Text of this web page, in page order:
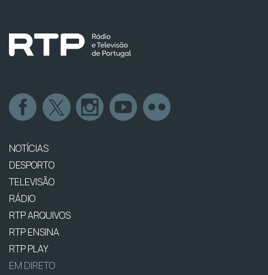
NOTÍCIAS
DESPORTO
TELEVISÃO
RÁDIO
RTP ARQUIVOS
RTP ENSINA
RTP PLAY
EM DIRETO